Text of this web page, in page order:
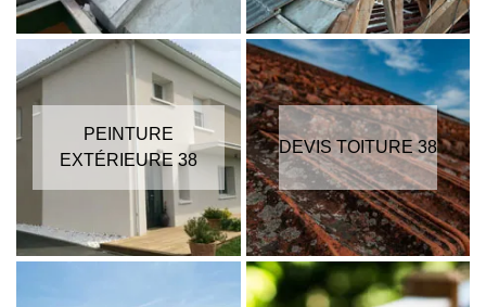
PEINTURE
EXTÉRIEURE 38
DEVIS TOITURE 38